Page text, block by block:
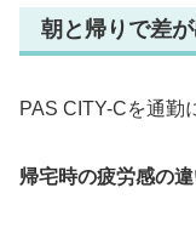
朝と帰りで差が
PAS CITY-Cを通勤
帰宅時の疲労感の